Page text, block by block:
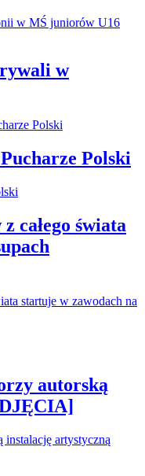
w
Polski
całego świata
autorską